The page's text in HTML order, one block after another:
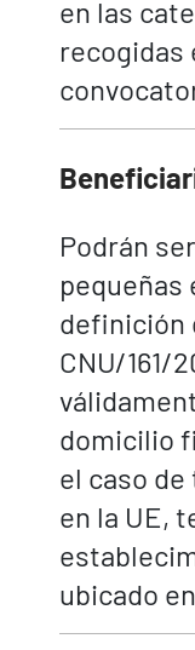
en las
recogidas
Podrán
pequeñas
definición
CNU/161/
domicilio
el caso
en la UE,
ubicado